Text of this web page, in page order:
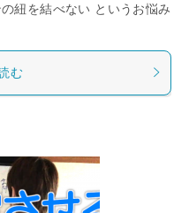
紐を結べない というお悩み
む